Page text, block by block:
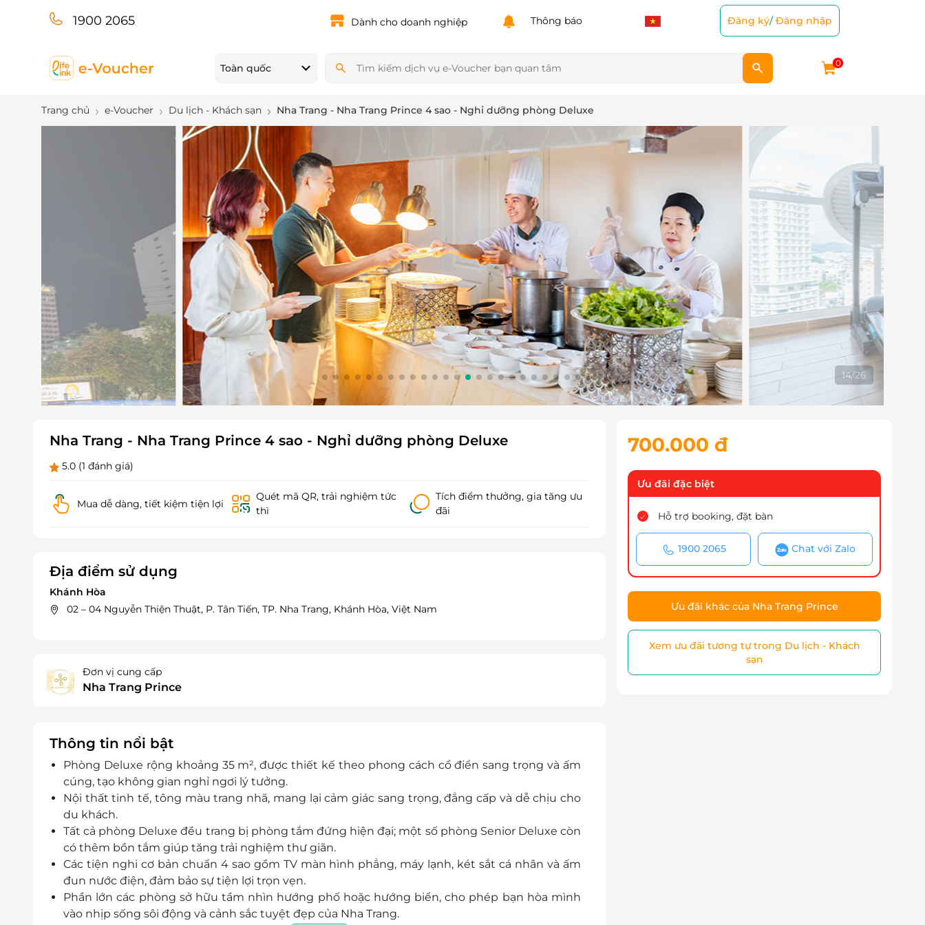
1900 2065 Dành cho doanh nghiệp Thông báo Đăng ký/Đăng nhập
Toàn quốc 0
Trang chủ e-Voucher Du lịch - Khách sạn Nha Trang - Nha Trang Prince 4 sao - Nghỉ dưỡng phòng Deluxe
14/26
Nha Trang - Nha Trang Prince 4 sao - Nghỉ dưỡng phòng Deluxe
5.0 (1 đánh giá)
Mua dễ dàng, tiết kiệm tiện lợi
Quét mã QR, trải nghiệm tức
thì
Tích điểm thưởng, gia tăng ưu
đãi
Địa điểm sử dụng
Khánh Hòa
02 – 04 Nguyễn Thiện Thuật, P. Tân Tiến, TP. Nha Trang, Khánh Hòa, Việt Nam
Đơn vị cung cấp
Nha Trang Prince
Thông tin nổi bật
Phòng Deluxe rộng khoảng 35 m², được thiết kế theo phong cách cổ điển sang trọng và ấm
cúng, tạo không gian nghỉ ngơi lý tưởng.
Nội thất tinh tế, tông màu trang nhã, mang lại cảm giác sang trọng, đẳng cấp và dễ chịu cho
du khách.
Tất cả phòng Deluxe đều trang bị phòng tắm đứng hiện đại; một số phòng Senior Deluxe còn
có thêm bồn tắm giúp tăng trải nghiệm thư giãn.
Các tiện nghi cơ bản chuẩn 4 sao gồm TV màn hình phẳng, máy lạnh, két sắt cá nhân và ấm
đun nước điện, đảm bảo sự tiện lợi trọn vẹn.
Phần lớn các phòng sở hữu tầm nhìn hướng phố hoặc hướng biển, cho phép bạn hòa mình
vào nhịp sống sôi động và cảnh sắc tuyệt đẹp của Nha Trang.
700.000 đ
Ưu đãi đặc biệt
Hỗ trợ booking, đặt bàn
1900 2065 Chat với Zalo
Ưu đãi khác của Nha Trang Prince
Xem ưu đãi tương tự trong Du lịch - Khách
sạn